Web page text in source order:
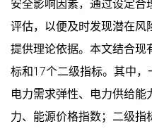
安全影响因素，通过设定
评估，以便及时发现潜在风
提供理论依据。本文结合现
标和17个二级指标。其中，
电力需求弹性、电力供给
力、能源价格指数；二级